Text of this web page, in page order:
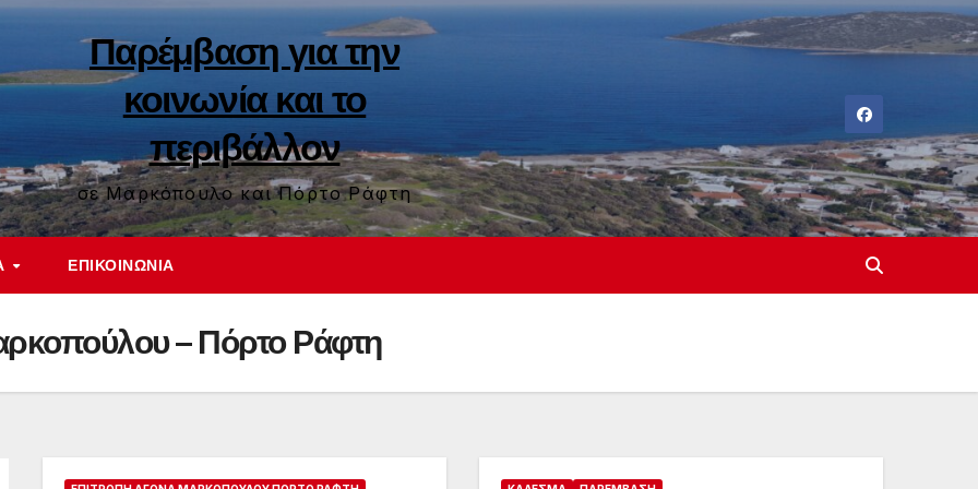
Παρέμβαση για την
κοινωνία και το
περιβάλλον
σε Μαρκόπουλο και Πόρτο Ράφτη
ΕΠΙΚΟΙΝΩΝΊΑ
– Πόρτο Ράφτη